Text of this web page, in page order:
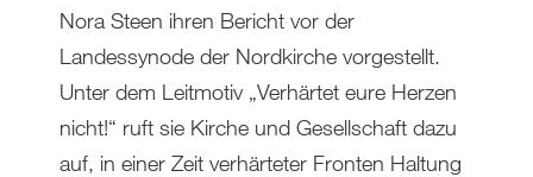
Nora Steen ihren Bericht vor der
Landessynode der Nordkirche vorgestellt.
Unter dem Leitmotiv „Verhärtet eure Herzen
nicht!“ ruft sie Kirche und Gesellschaft dazu
auf, in einer Zeit verhärteter Fronten Haltung